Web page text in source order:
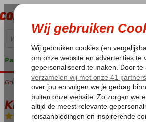
Pakketgarantie
Home
Griekenland Kos Kos-Stad Psalidi Kipriotis Maris
Kipriotis Maris Suites
All Inclusive-Hotel